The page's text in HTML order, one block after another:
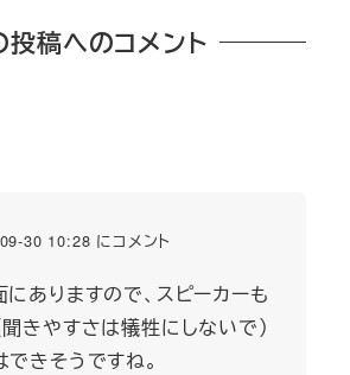
投稿へのコメント
30 10:28 にコメント
にありますので、スピーカーも
聞きやすさは犠牲にしないで）
できそうですね。